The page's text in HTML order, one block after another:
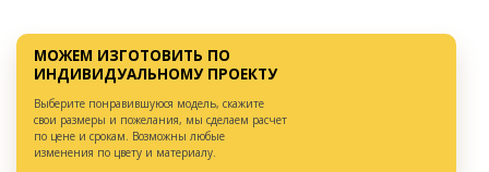
МОЖЕМ ИЗГОТОВИТЬ ПО
ИНДИВИДУАЛЬНОМУ ПРОЕКТУ
Выберите понравившуюся модель, скажите
свои размеры и пожелания, мы сделаем расчет
по цене и срокам. Возможны любые
изменения по цвету и материалу.